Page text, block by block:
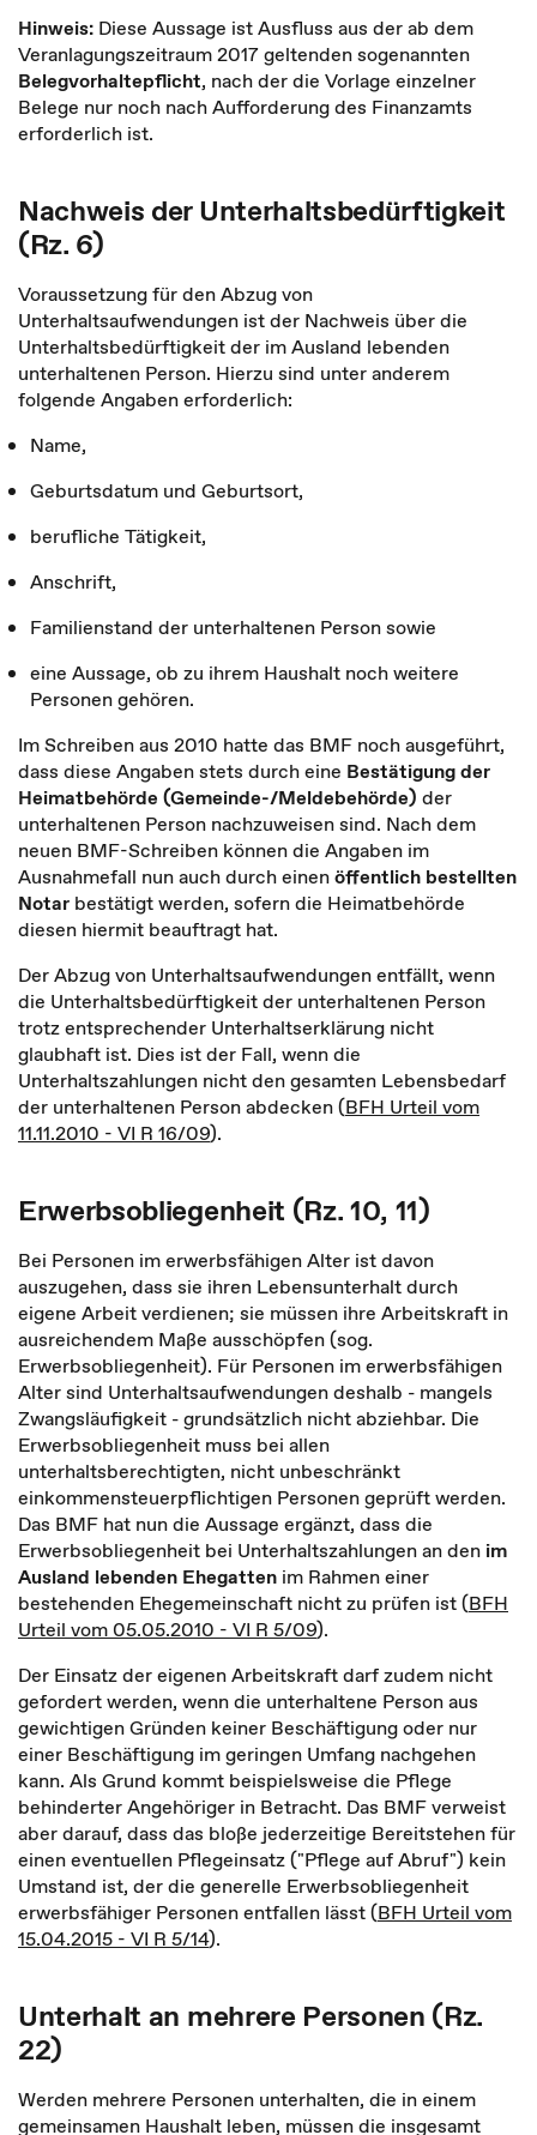
Hinweis: Diese Aussage ist Ausfluss aus der ab dem
Veranlagungszeitraum 2017 geltenden sogenannten
Belegvorhaltepflicht, nach der die Vorlage einzelner
Belege nur noch nach Aufforderung des Finanzamts
erforderlich ist.
Nachweis der Unterhaltsbedürftigkeit
(Rz. 6)
Voraussetzung für den Abzug von
Unterhaltsaufwendungen ist der Nachweis über die
Unterhaltsbedürftigkeit der im Ausland lebenden
unterhaltenen Person. Hierzu sind unter anderem
folgende Angaben erforderlich:
Name,
Geburtsdatum und Geburtsort,
berufliche Tätigkeit,
Anschrift,
Familienstand der unterhaltenen Person sowie
eine Aussage, ob zu ihrem Haushalt noch weitere
Personen gehören.
Im Schreiben aus 2010 hatte das BMF noch ausgeführt,
dass diese Angaben stets durch eine Bestätigung der
Heimatbehörde (Gemeinde-/Meldebehörde) der
unterhaltenen Person nachzuweisen sind. Nach dem
neuen BMF-Schreiben können die Angaben im
Ausnahmefall nun auch durch einenöffentlich bestellten
Notar bestätigt werden, sofern die Heimatbehörde
diesen hiermit beauftragt hat.
Der Abzug von Unterhaltsaufwendungen entfällt, wenn
die Unterhaltsbedürftigkeit der unterhaltenen Person
trotz entsprechender Unterhaltserklärung nicht
glaubhaft ist. Dies ist der Fall, wenn die
Unterhaltszahlungen nicht den gesamten Lebensbedarf
der unterhaltenen Person abdecken (BFH Urteil vom
11.11.2010 - VI R 16/09).
Erwerbsobliegenheit (Rz. 10, 11)
Bei Personen im erwerbsfähigen Alter ist davon
auszugehen, dass sie ihren Lebensunterhalt durch
eigene Arbeit verdienen; sie müssen ihre Arbeitskraft in
ausreichendem Maße ausschöpfen (sog.
Erwerbsobliegenheit). Für Personen im erwerbsfähigen
Alter sind Unterhaltsaufwendungen deshalb - mangels
Zwangsläufigkeit - grundsätzlich nicht abziehbar. Die
Erwerbsobliegenheit muss bei allen
unterhaltsberechtigten, nicht unbeschränkt
einkommensteuerpflichtigen Personen geprüft werden.
Das BMF hat nun die Aussage ergänzt, dass die
Erwerbsobliegenheit bei Unterhaltszahlungen an den im
Ausland lebenden Ehegatten im Rahmen einer
bestehenden Ehegemeinschaft nicht zu prüfen ist (BFH
Urteil vom 05.05.2010 - VI R 5/09).
Der Einsatz der eigenen Arbeitskraft darf zudem nicht
gefordert werden, wenn die unterhaltene Person aus
gewichtigen Gründen keiner Beschäftigung oder nur
einer Beschäftigung im geringen Umfang nachgehen
kann. Als Grund kommt beispielsweise die Pflege
behinderter Angehöriger in Betracht. Das BMF verweist
aber darauf, dass das bloße jederzeitige Bereitstehen für
einen eventuellen Pflegeinsatz ("Pflege auf Abruf") kein
Umstand ist, der die generelle Erwerbsobliegenheit
erwerbsfähiger Personen entfallen lässt (BFH Urteil vom
15.04.2015 - VI R 5/14).
Unterhalt an mehrere Personen (Rz.
22)
Werden mehrere Personen unterhalten, die in einem
gemeinsamen Haushalt leben, müssen die insgesamt